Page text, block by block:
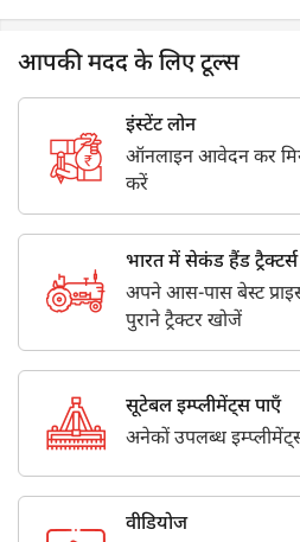
आपकी मदद के लिए टूल्स
इंस्टेंट लोन
ऑनलाइन आवेदन कर
करें
भारत में सेकंड हैंड ट्रैक्टर्स
अपने आस-पास बेस्ट
पुराने ट्रैक्टर खोजें
सूटेबल इम्प्लीमेंट्स पाएँ
अनेकों उपलब्ध
वीडियोज